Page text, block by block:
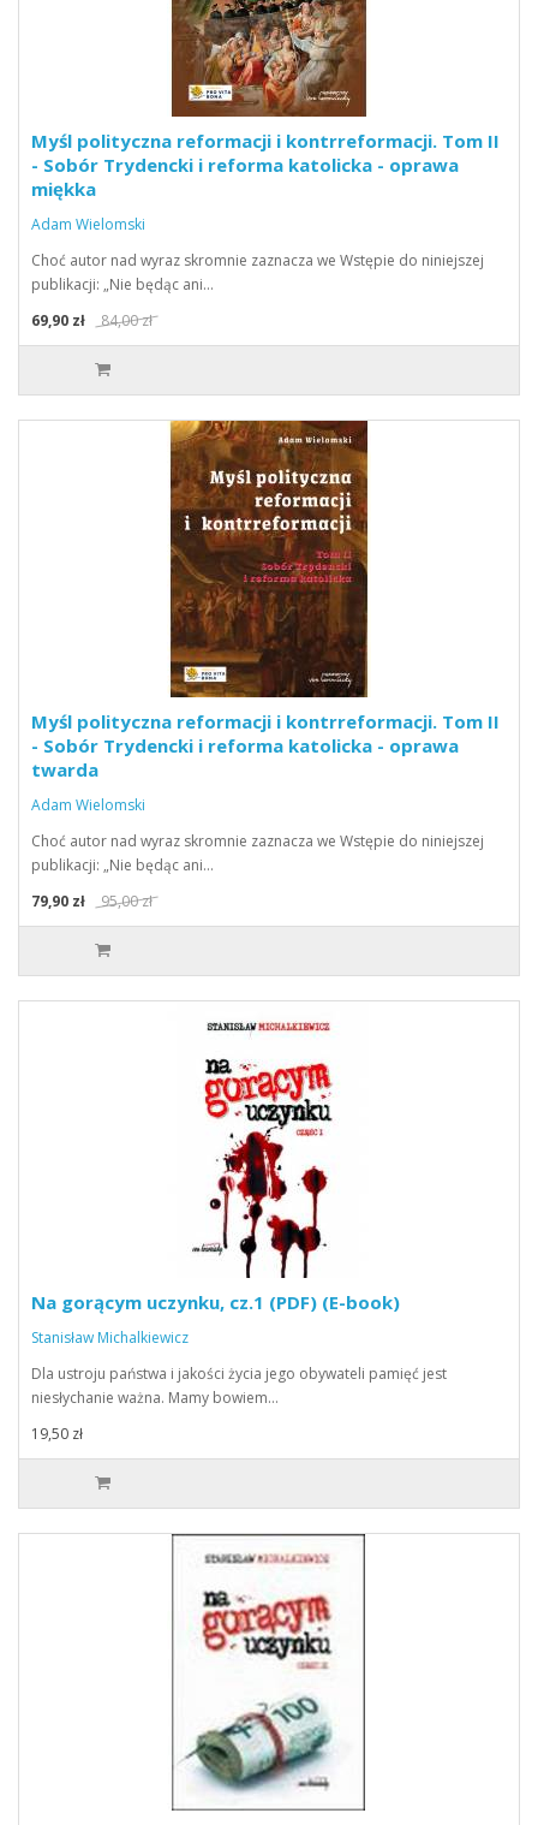
Myśl polityczna reformacji i kontrreformacji. Tom II
- Sobór Trydencki i reforma katolicka - oprawa
miękka
Adam Wielomski
Choć autor nad wyraz skromnie zaznacza we Wstępie do niniejszej
publikacji: „Nie będąc ani…
69,90 zł
84,00 zł
Myśl polityczna reformacji i kontrreformacji. Tom II
- Sobór Trydencki i reforma katolicka - oprawa
twarda
Adam Wielomski
Choć autor nad wyraz skromnie zaznacza we Wstępie do niniejszej
publikacji: „Nie będąc ani…
79,90 zł
95,00 zł
Na gorącym uczynku, cz.1 (PDF) (E-book)
Stanisław Michalkiewicz
Dla ustroju państwa i jakości życia jego obywateli pamięć jest
niesłychanie ważna. Mamy bowiem…
19,50 zł